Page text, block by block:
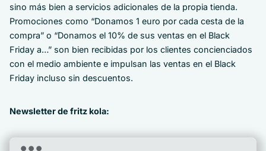
sino más bien a servicios adicionales de la propia tienda.
Promociones como “Donamos 1 euro por cada cesta de la
compra” o “Donamos el 10% de sus ventas en el Black
Friday a…” son bien recibidas por los clientes concienciados
con el medio ambiente e impulsan las ventas en el Black
Friday incluso sin descuentos.
Newsletter de fritz kola: